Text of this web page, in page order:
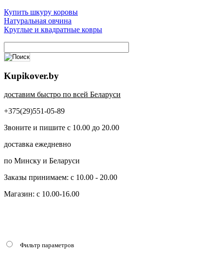
Купить шкуру коровы
Натуральная овчина
Круглые и квадратные ковры
Kupikover.by
доставим быстро по всей Беларуси
+375(29)551-05-89
Звоните и пишите с 10.00 до 20.00
доставка ежедневно
по Минску и Беларуси
Заказы принимаем: с 10.00 - 20.00
Магазин: с 10.00-16.00
Фильтр параметров